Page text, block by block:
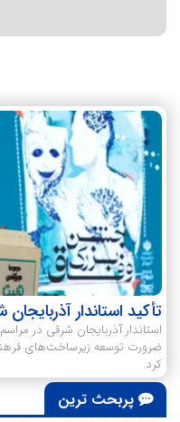
تأکید استاندار
استاندار آذربایجان شرقی در
ضرورت توسعه زیرساخت‌های
کرد.
پربحث ترین